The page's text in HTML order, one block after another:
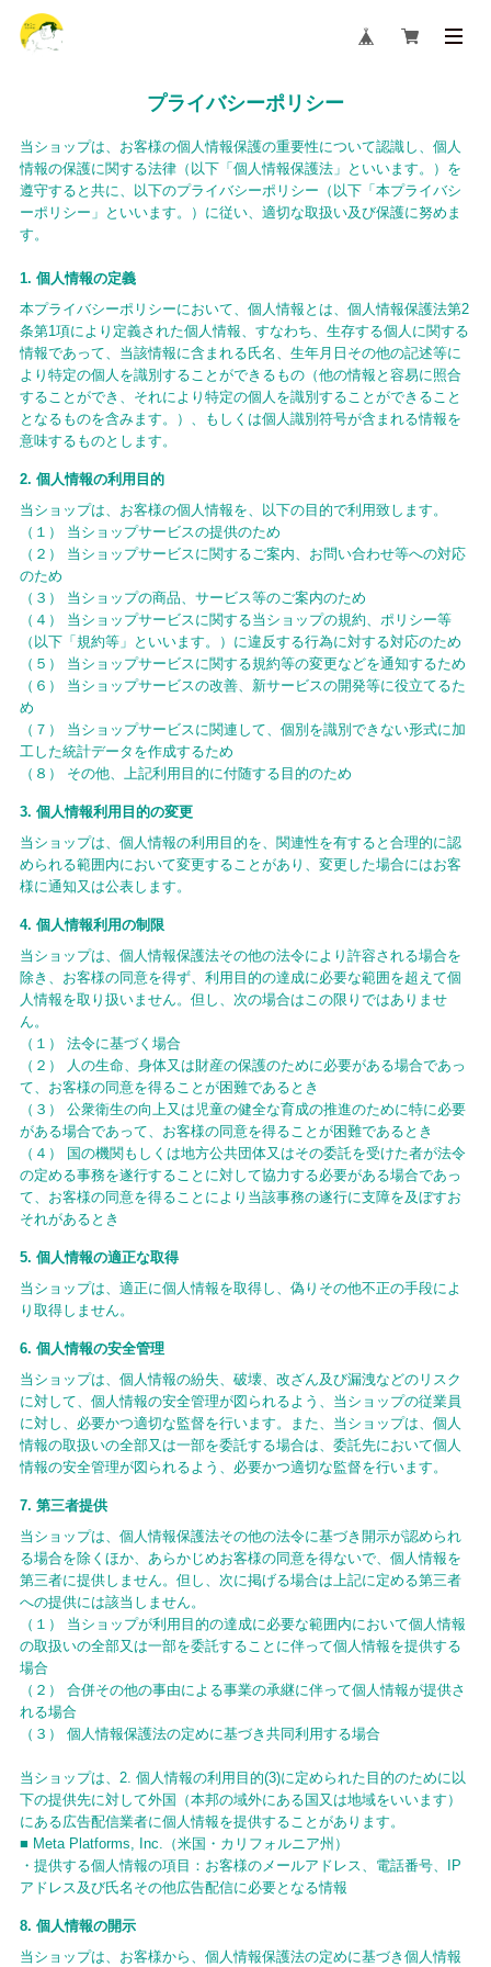
プライバシーポリシー
当ショップは、お客様の個人情報保護の重要性について認識し、個人
情報の保護に関する法律（以下「個人情報保護法」といいます。）を
遵守すると共に、以下のプライバシーポリシー（以下「本プライバシ
ーポリシー」といいます。）に従い、適切な取扱い及び保護に努めま
す。
1. 個人情報の定義
本プライバシーポリシーにおいて、個人情報とは、個人情報保護法第2
条第1項により定義された個人情報、すなわち、生存する個人に関する
情報であって、当該情報に含まれる氏名、生年月日その他の記述等に
より特定の個人を識別することができるもの（他の情報と容易に照合
することができ、それにより特定の個人を識別することができること
となるものを含みます。）、もしくは個人識別符号が含まれる情報を
意味するものとします。
2. 個人情報の利用目的
当ショップは、お客様の個人情報を、以下の目的で利用致します。
（１） 当ショップサービスの提供のため
（２） 当ショップサービスに関するご案内、お問い合わせ等への対応
のため
（３） 当ショップの商品、サービス等のご案内のため
（４） 当ショップサービスに関する当ショップの規約、ポリシー等
（以下「規約等」といいます。）に違反する行為に対する対応のため
（５） 当ショップサービスに関する規約等の変更などを通知するため
（６） 当ショップサービスの改善、新サービスの開発等に役立てるた
め
（７） 当ショップサービスに関連して、個別を識別できない形式に加
工した統計データを作成するため
（８） その他、上記利用目的に付随する目的のため
3. 個人情報利用目的の変更
当ショップは、個人情報の利用目的を、関連性を有すると合理的に認
められる範囲内において変更することがあり、変更した場合にはお客
様に通知又は公表します。
4. 個人情報利用の制限
当ショップは、個人情報保護法その他の法令により許容される場合を
除き、お客様の同意を得ず、利用目的の達成に必要な範囲を超えて個
人情報を取り扱いません。但し、次の場合はこの限りではありませ
ん。
（１） 法令に基づく場合
（２） 人の生命、身体又は財産の保護のために必要がある場合であっ
て、お客様の同意を得ることが困難であるとき
（３） 公衆衛生の向上又は児童の健全な育成の推進のために特に必要
がある場合であって、お客様の同意を得ることが困難であるとき
（４） 国の機関もしくは地方公共団体又はその委託を受けた者が法令
の定める事務を遂行することに対して協力する必要がある場合であっ
て、お客様の同意を得ることにより当該事務の遂行に支障を及ぼすお
それがあるとき
5. 個人情報の適正な取得
当ショップは、適正に個人情報を取得し、偽りその他不正の手段によ
り取得しません。
6. 個人情報の安全管理
当ショップは、個人情報の紛失、破壊、改ざん及び漏洩などのリスク
に対して、個人情報の安全管理が図られるよう、当ショップの従業員
に対し、必要かつ適切な監督を行います。また、当ショップは、個人
情報の取扱いの全部又は一部を委託する場合は、委託先において個人
情報の安全管理が図られるよう、必要かつ適切な監督を行います。
7. 第三者提供
当ショップは、個人情報保護法その他の法令に基づき開示が認められ
る場合を除くほか、あらかじめお客様の同意を得ないで、個人情報を
第三者に提供しません。但し、次に掲げる場合は上記に定める第三者
への提供には該当しません。
（１） 当ショップが利用目的の達成に必要な範囲内において個人情報
の取扱いの全部又は一部を委託することに伴って個人情報を提供する
場合
（２） 合併その他の事由による事業の承継に伴って個人情報が提供さ
れる場合
（３） 個人情報保護法の定めに基づき共同利用する場合
当ショップは、2. 個人情報の利用目的(3)に定められた目的のために以
下の提供先に対して外国（本邦の域外にある国又は地域をいいます）
にある広告配信業者に個人情報を提供することがあります。
■ Meta Platforms, Inc.（米国・カリフォルニア州）
・提供する個人情報の項目：お客様のメールアドレス、電話番号、IP
アドレス及び氏名その他広告配信に必要となる情報
8. 個人情報の開示
当ショップは、お客様から、個人情報保護法の定めに基づき個人情報